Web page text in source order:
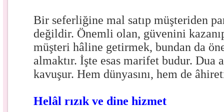
Bir seferliğine mal satıp müşteriden
değildir. Önemli olan, güvenini
müşteri hâline getirmek, bundan da
almaktır. İşte esas marifet budur. Dua
kavuşur. Hem dünyasını, hem de
Helâl rızık ve dine hizmet